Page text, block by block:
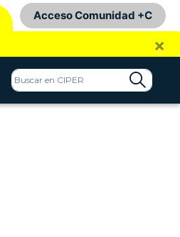
Acceso Comunidad +C
×